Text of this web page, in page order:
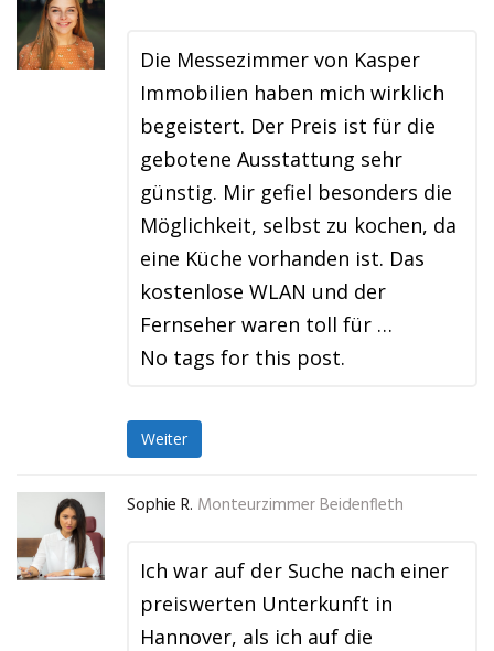
Die Messezimmer von Kasper
Immobilien haben mich wirklich
begeistert. Der Preis ist für die
gebotene Ausstattung sehr
günstig. Mir gefiel besonders die
Möglichkeit, selbst zu kochen, da
eine Küche vorhanden ist. Das
kostenlose WLAN und der
Fernseher waren toll für …
No tags for this post.
Weiter
Sophie R. Monteurzimmer Beidenfleth
Ich war auf der Suche nach einer
preiswerten Unterkunft in
Hannover, als ich auf die